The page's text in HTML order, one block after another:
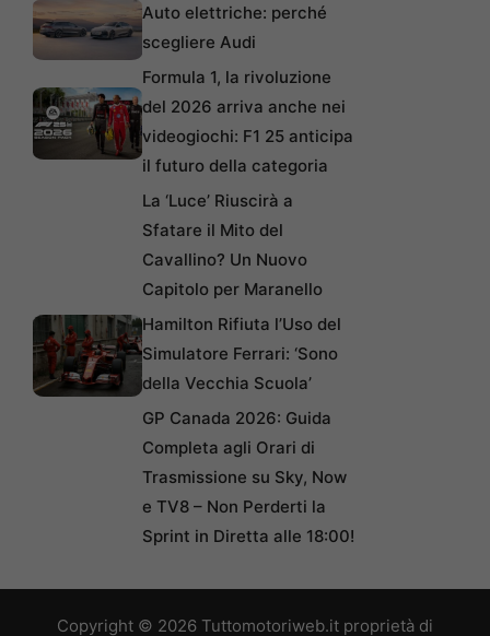
Auto elettriche: perché
scegliere Audi
Formula 1, la rivoluzione
del 2026 arriva anche nei
videogiochi: F1 25 anticipa
il futuro della categoria
La ‘Luce’ Riuscirà a
Sfatare il Mito del
Cavallino? Un Nuovo
Capitolo per Maranello
Hamilton Rifiuta l’Uso del
Simulatore Ferrari: ‘Sono
della Vecchia Scuola’
GP Canada 2026: Guida
Completa agli Orari di
Trasmissione su Sky, Now
e TV8 – Non Perderti la
Sprint in Diretta alle 18:00!
Copyright © 2026 Tuttomotoriweb.it proprietà di